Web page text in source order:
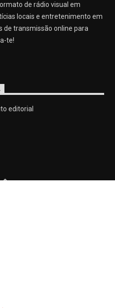
de rádio visual em
locais e entretenimento em
de transmissão online para
te!
editorial